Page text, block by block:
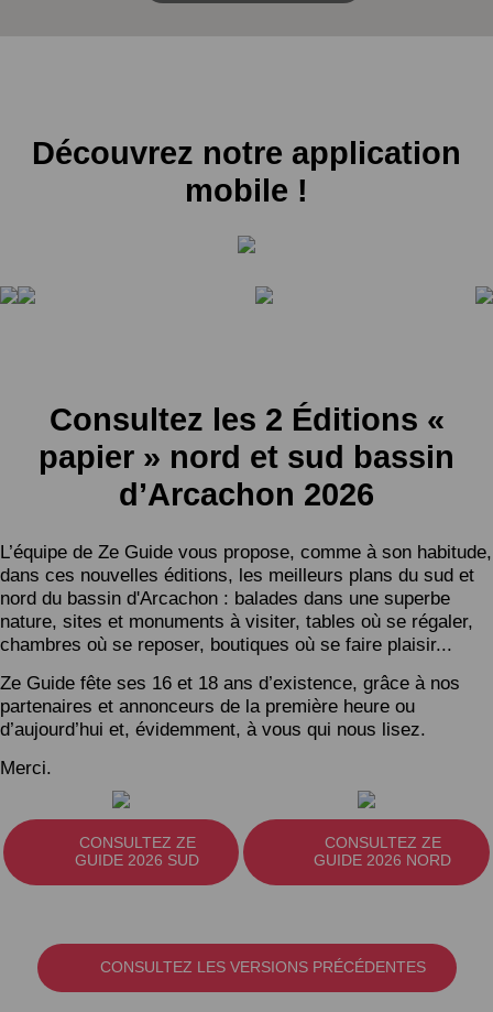
Découvrez notre application
mobile !
Consultez les 2 Éditions «
papier » nord et sud bassin
d’Arcachon 2026
L’équipe de Ze Guide vous propose, comme à son habitude,
dans ces nouvelles éditions, les meilleurs plans du sud et
nord du bassin d'Arcachon : balades dans une superbe
nature, sites et monuments à visiter, tables où se régaler,
chambres où se reposer, boutiques où se faire plaisir...
Ze Guide fête ses 16 et 18 ans d’existence, grâce à nos
partenaires et annonceurs de la première heure ou
d’aujourd’hui et, évidemment, à vous qui nous lisez.
Merci.
CONSULTEZ ZE
GUIDE 2026 SUD
CONSULTEZ ZE
GUIDE 2026 NORD
CONSULTEZ LES VERSIONS PRÉCÉDENTES